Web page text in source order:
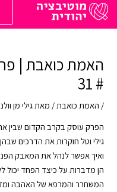
לתוכן
האמת כואבת |
# 31
/ האמת כואבת/ מאתגילי מן
הפרק עוסק בקרב הקדום שבין
גילי וטל חוקרות את הדרכים
ואיך אפשר לנהל את המאבק
הן מדברות על כיצד הפחד יכול
המשחרר והמרפא של האהבה